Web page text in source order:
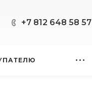
+7 812 648 58 57